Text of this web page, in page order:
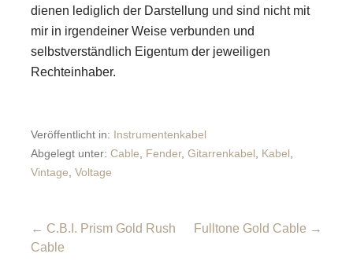
dienen lediglich der Darstellung und sind nicht mit
mir in irgendeiner Weise verbunden und
selbstverständlich Eigentum der jeweiligen
Rechteinhaber.
Veröffentlicht in: Instrumentenkabel
Abgelegt unter: Cable Fender, Gitarrenkabel Kabel
Vintage Voltage
Beitragsnavigation
← C.B.I. Prism Gold Rush
Cable
Fulltone Gold Cable →